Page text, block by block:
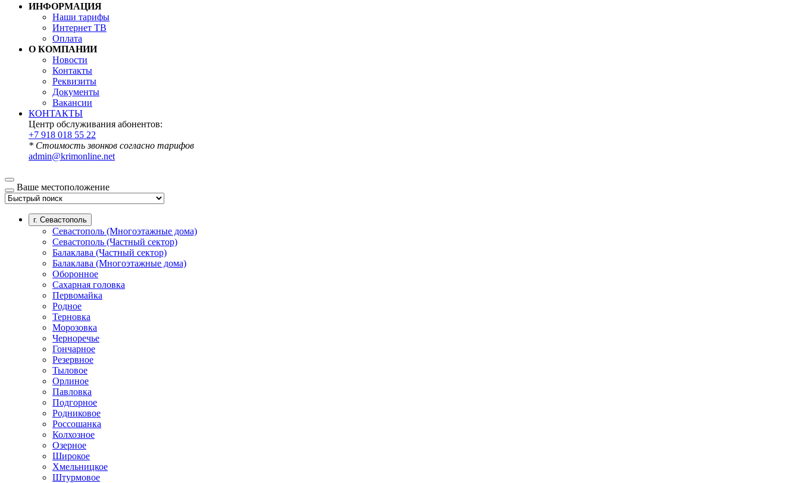
ИНФОРМАЦИЯ
Наши тарифы
Интернет ТВ
Оплата
О КОМПАНИИ
Новости
Контакты
Реквизиты
Документы
Вакансии
КОНТАКТЫ
Центр обслуживания абонентов:
+7 918 018 55 22
* Стоимость звонков согласно тарифов
admin@krimonline.net
Ваше местоположение
г. Севастополь
Севастополь (Многоэтажные дома)
Севастополь (Частный сектор)
Балаклава (Частный сектор)
Балаклава (Многоэтажные дома)
Оборонное
Сахарная головка
Первомайка
Родное
Терновка
Морозовка
Черноречье
Гончарное
Резервное
Тыловое
Орлиное
Павловка
Подгорное
Родниковое
Россошанка
Колхозное
Озерное
Широкое
Хмельницкое
Штурмовое